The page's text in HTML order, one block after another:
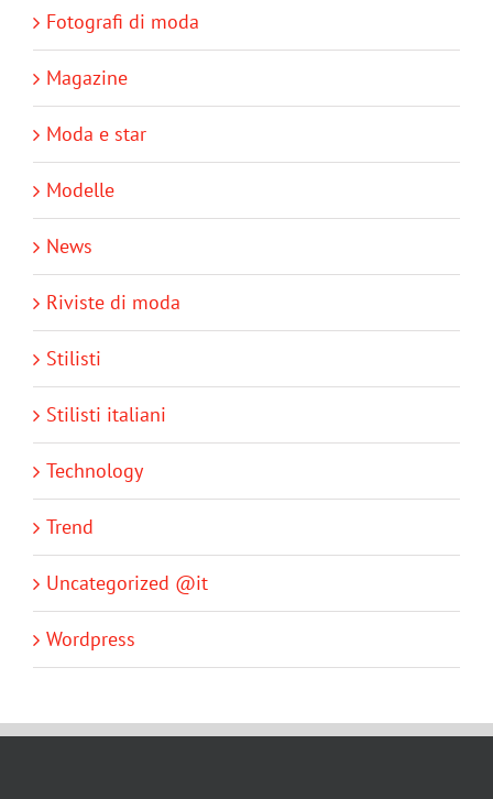
Fotografi di moda
Magazine
Moda e star
Modelle
News
Riviste di moda
Stilisti
Stilisti italiani
Technology
Trend
Uncategorized @it
Wordpress